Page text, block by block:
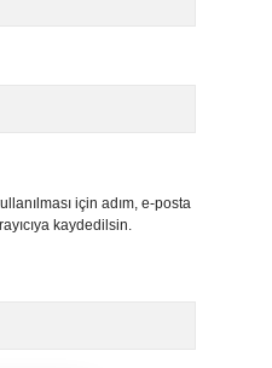
için adım, e-posta
kaydedilsin.